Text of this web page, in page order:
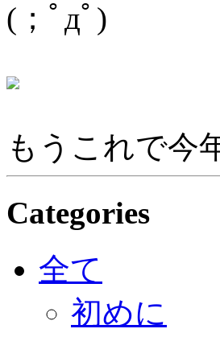
(；ﾟдﾟ)
もうこれで今
Categories
全て
初めに